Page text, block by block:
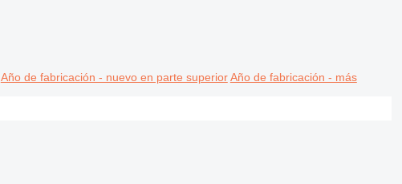
Año de fabricación - nuevo en parte superior Año de fabricación - más